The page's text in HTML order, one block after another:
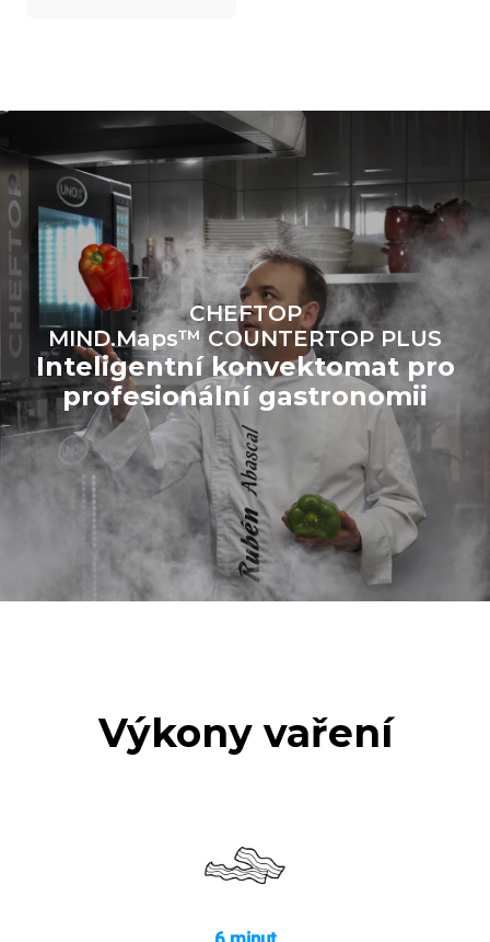
zdrojů.Greenhouse Gas
Estimate based on daily use of
the oven (300 days/year):
6 light loads of roast
chickens (loaded at 20%)
1 full load of roast potatoes
3 full loads cooking with
steam
2 hours in an empty oven at
180 °C
Estimated assuming the
following weekly washing
programs (42 weeks/year):
1 long wash
1 medium wash
CHEFTOP
MIND.Maps™ COUNTERTOP PLUS
Inteligentní konvektomat pro
profesionální gastronomii
Výkony vaření